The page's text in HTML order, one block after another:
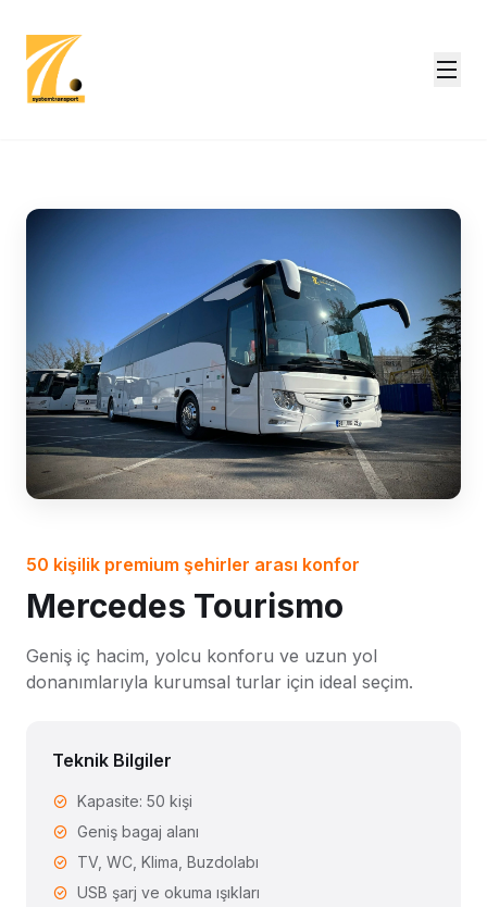
50 kişilik premium şehirler arası konfor
Mercedes Tourismo
Geniş iç hacim, yolcu konforu ve uzun yol
donanımlarıyla kurumsal turlar için ideal seçim.
Teknik Bilgiler
Kapasite: 50 kişi
Geniş bagaj alanı
TV, WC, Klima, Buzdolabı
USB şarj ve okuma ışıkları